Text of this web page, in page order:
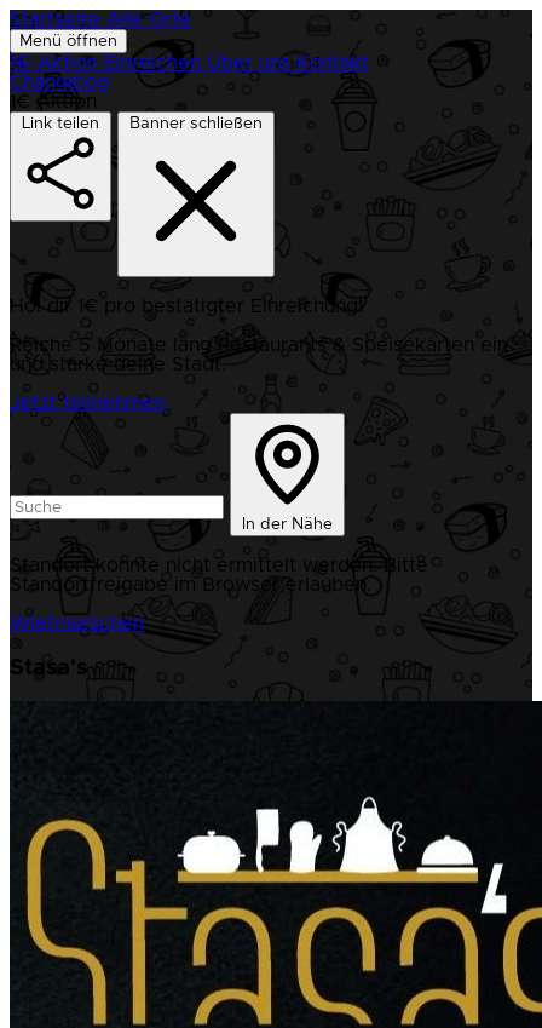
Startseite Alle Orte
Menü öffnen
1€-Aktion Einreichen Über uns Kontakt
Changelog
1€ Aktion
Link teilen Banner schließen
Hol dir 1€ pro bestätigter Einreichung!
Reiche 5 Monate lang Restaurants & Speisekarten ein
und stärke deine Stadt.
Jetzt teilnehmen
In der Nähe
Standort konnte nicht ermittelt werden. Bitte
Standortfreigabe im Browser erlauben.
Wietmarschen
Stasa's